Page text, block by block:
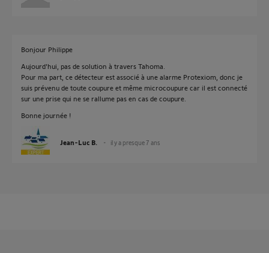
Bonjour Philippe
Aujourd'hui, pas de solution à travers Tahoma.
Pour ma part, ce détecteur est associé à une alarme Protexiom, donc je
suis prévenu de toute coupure et même microcoupure car il est connecté
sur une prise qui ne se rallume pas en cas de coupure.
Bonne journée !
Jean-Luc B. il y a presque 7 ans